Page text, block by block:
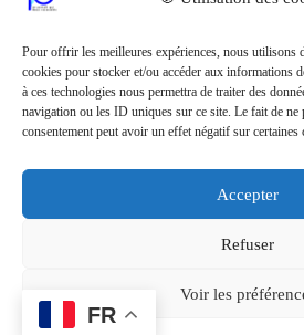
Pour offrir les meilleures expériences, nous utilisons
cookies pour stocker et/ou accéder aux informations
à ces technologies nous permettra de traiter des
navigation ou les ID uniques sur ce site. Le fait de ne
consentement peut avoir un effet négatif sur certaines
Accepter
Refuser
Voir les
Nous Contactez
Adresse: 10fusio – 74500
Contact: +33 6 01 62 51
contact10fusio@gmail.com
Réseaux sociaux
Copyright © 2022 -
10Namic.fr, Tous droits
FR